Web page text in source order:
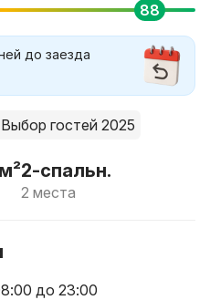
88
до заезда
Выбор гостей 2025
2-спальн.
2 места
до 23:00